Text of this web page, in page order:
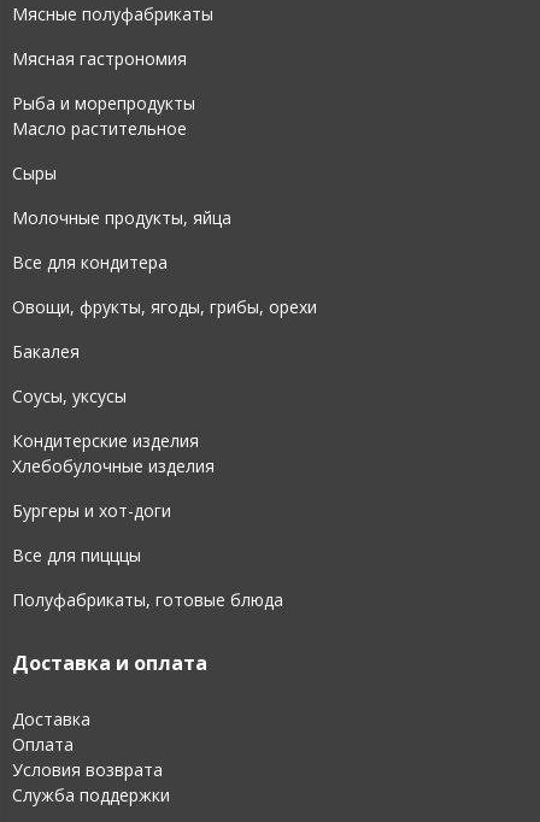
Мясные полуфабрикаты
Мясная гастрономия
Рыба и морепродукты
Масло растительное
Сыры
Молочные продукты, яйца
Все для кондитера
Овощи, фрукты, ягоды, грибы, орехи
Бакалея
Соусы, уксусы
Кондитерские изделия
Хлебобулочные изделия
Бургеры и хот-доги
Все для пицццы
Полуфабрикаты, готовые блюда
Доставка и оплата
Доставка
Оплата
Условия возврата
Служба поддержки